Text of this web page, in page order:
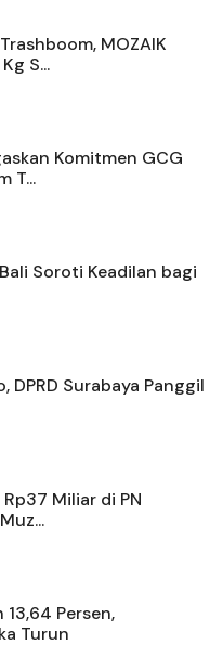
MOZAIK
S...
Komitmen GCG
T...
Soroti Keadilan bagi
DPRD Surabaya Panggil
Miliar di PN
13,64 Persen,
Turun